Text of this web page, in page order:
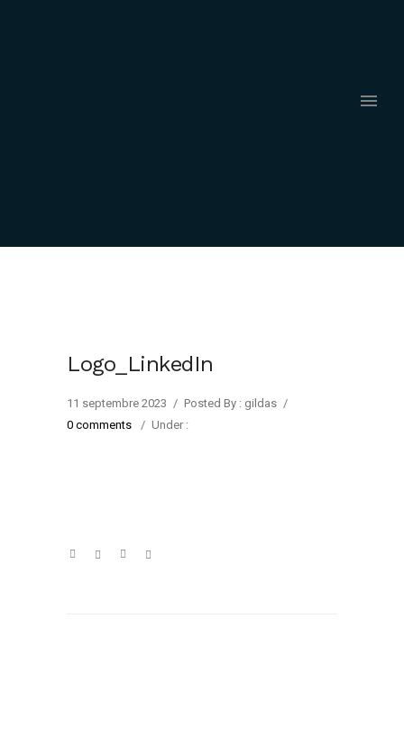
Logo_LinkedIn
11 septembre 2023 / Posted By : gildas /
0 comments
/ Under :